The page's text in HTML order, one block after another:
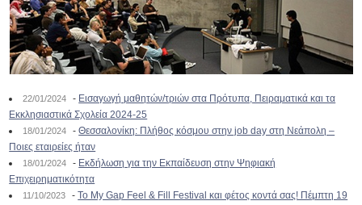
22/01/2024 - Εισαγωγή μαθητών/τριών στα Πρότυπα, Πειραματικά και τα
Εκκλησιαστικά Σχολεία 2024-25
18/01/2024 -Θεσσαλονίκη: Πλήθος κόσμου στην job day στη Νεάπολη –
Ποιες εταιρείες ήταν
18/01/2024 - Εκδήλωση για την Εκπαίδευση στην Ψηφιακή
Επιχειρηματικότητα
11/10/2023 -To My Gap Feel & Fill Festival και φέτος κοντά σας! Πέμπτη 19